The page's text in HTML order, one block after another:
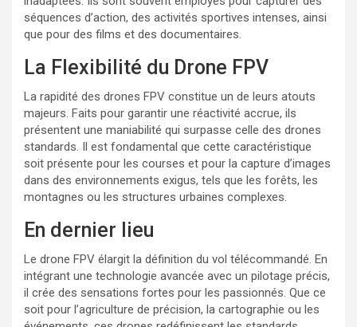
séquences d’action, des activités sportives intenses, ainsi
que pour des films et des documentaires.
La Flexibilité du Drone FPV
La rapidité des drones FPV constitue un de leurs atouts
majeurs. Faits pour garantir une réactivité accrue, ils
présentent une maniabilité qui surpasse celle des drones
standards. Il est fondamental que cette caractéristique
soit présente pour les courses et pour la capture d’images
dans des environnements exigus, tels que les forêts, les
montagnes ou les structures urbaines complexes.
En dernier lieu
Le drone FPV élargit la définition du vol télécommandé. En
intégrant une technologie avancée avec un pilotage précis,
il crée des sensations fortes pour les passionnés. Que ce
soit pour l’agriculture de précision, la cartographie ou les